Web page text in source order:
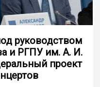
руководством
и РГПУ им. А. И.
проект